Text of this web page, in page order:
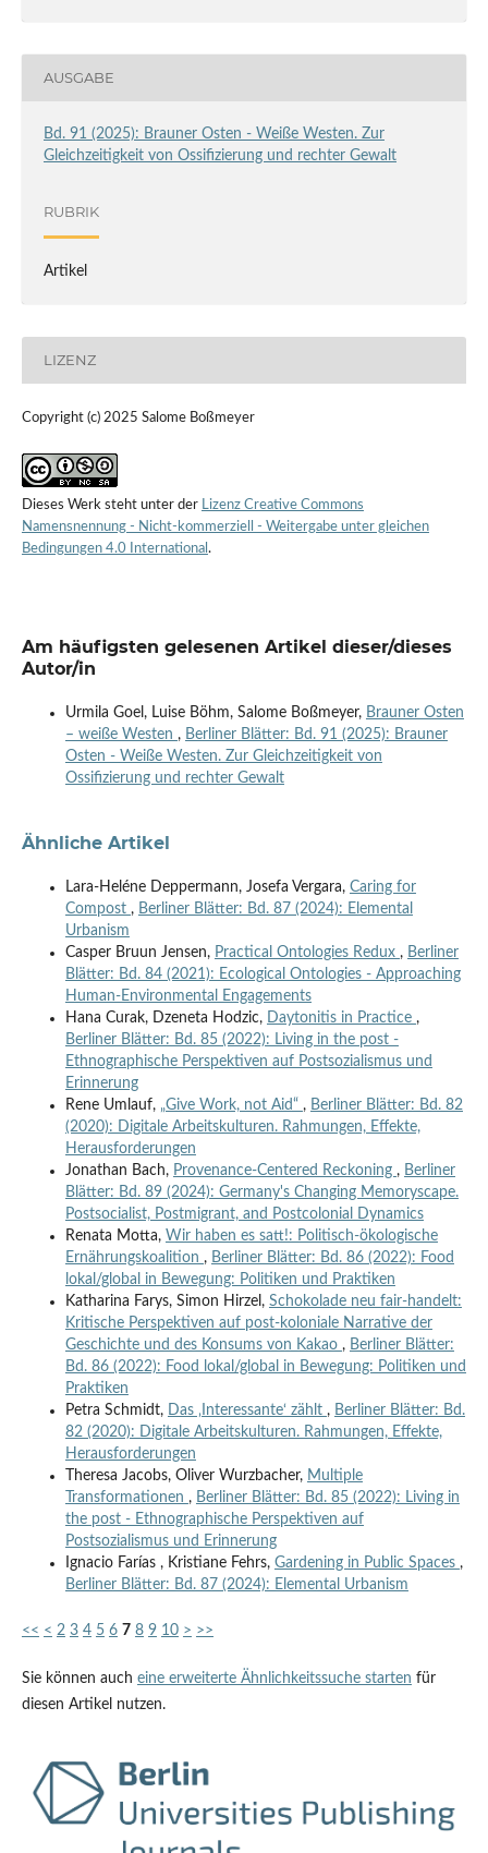
AUSGABE
Bd. 91 (2025): Brauner Osten - Weiße Westen. Zur
Gleichzeitigkeit von Ossifizierung und rechter Gewalt
RUBRIK
Artikel
LIZENZ
Copyright (c) 2025 Salome Boßmeyer
Dieses Werk steht unter der Lizenz Creative Commons
Namensnennung - Nicht-kommerziell - Weitergabe unter gleichen
Bedingungen 4.0 International .
Am häufigsten gelesenen Artikel dieser/dieses
Autor/in
Urmila Goel, Luise Böhm, Salome Boßmeyer, Brauner Osten
– weiße Westen , Berliner Blätter: Bd. 91 (2025): Brauner
Osten - Weiße Westen. Zur Gleichzeitigkeit von
Ossifizierung und rechter Gewalt
Ähnliche Artikel
Lara-Heléne Deppermann, Josefa Vergara, Caring for
Compost , Berliner Blätter: Bd. 87 (2024): Elemental
Urbanism
Casper Bruun Jensen, Practical Ontologies Redux , Berliner
Blätter: Bd. 84 (2021): Ecological Ontologies - Approaching
Human-Environmental Engagements
Hana Curak, Dzeneta Hodzic, Daytonitis in Practice ,
Berliner Blätter: Bd. 85 (2022): Living in the post -
Ethnographische Perspektiven auf Postsozialismus und
Erinnerung
Rene Umlauf, „Give Work, not Aid“ , Berliner Blätter: Bd. 82
(2020): Digitale Arbeitskulturen. Rahmungen, Effekte,
Herausforderungen
Jonathan Bach, Provenance-Centered Reckoning , Berliner
Blätter: Bd. 89 (2024): Germany's Changing Memoryscape.
Postsocialist, Postmigrant, and Postcolonial Dynamics
Renata Motta, Wir haben es satt!: Politisch-ökologische
Ernährungskoalition , Berliner Blätter: Bd. 86 (2022): Food
lokal/global in Bewegung: Politiken und Praktiken
Katharina Farys, Simon Hirzel, Schokolade neu fair-handelt:
Kritische Perspektiven auf post-koloniale Narrative der
Geschichte und des Konsums von Kakao , Berliner Blätter:
Bd. 86 (2022): Food lokal/global in Bewegung: Politiken und
Praktiken
Petra Schmidt, Das ‚Interessante‘ zählt , Berliner Blätter: Bd.
82 (2020): Digitale Arbeitskulturen. Rahmungen, Effekte,
Herausforderungen
Theresa Jacobs, Oliver Wurzbacher, Multiple
Transformationen , Berliner Blätter: Bd. 85 (2022): Living in
the post - Ethnographische Perspektiven auf
Postsozialismus und Erinnerung
Ignacio Farías , Kristiane Fehrs, Gardening in Public Spaces ,
Berliner Blätter: Bd. 87 (2024): Elemental Urbanism
<< < 2 3 4 5 6 7 8 9 10 > >>
Sie können auch eine erweiterte Ähnlichkeitssuche starten für
diesen Artikel nutzen.